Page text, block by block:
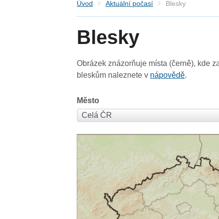
Úvod Aktuální počasí Blesky
Blesky
Obrázek znázorňuje místa (černě), kde
bleskům naleznete v nápovědě.
Město